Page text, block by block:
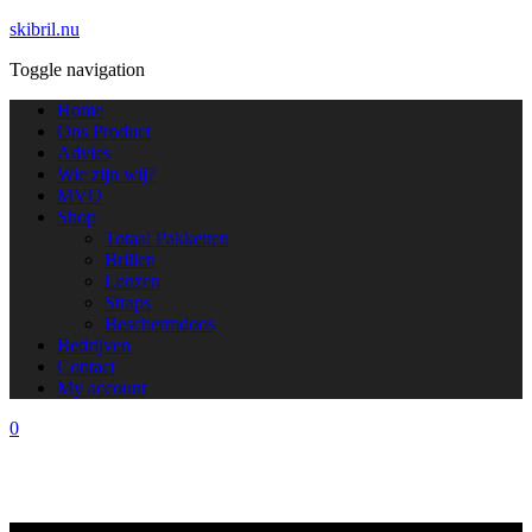
skibril.nu
Toggle navigation
Home
Ons Product
Advies
Wie zijn wij?
MVO
Shop
Totaal Pakketten
Brillen
Lenzen
Straps
Beschermdoos
Bedrijven
Contact
My account
0